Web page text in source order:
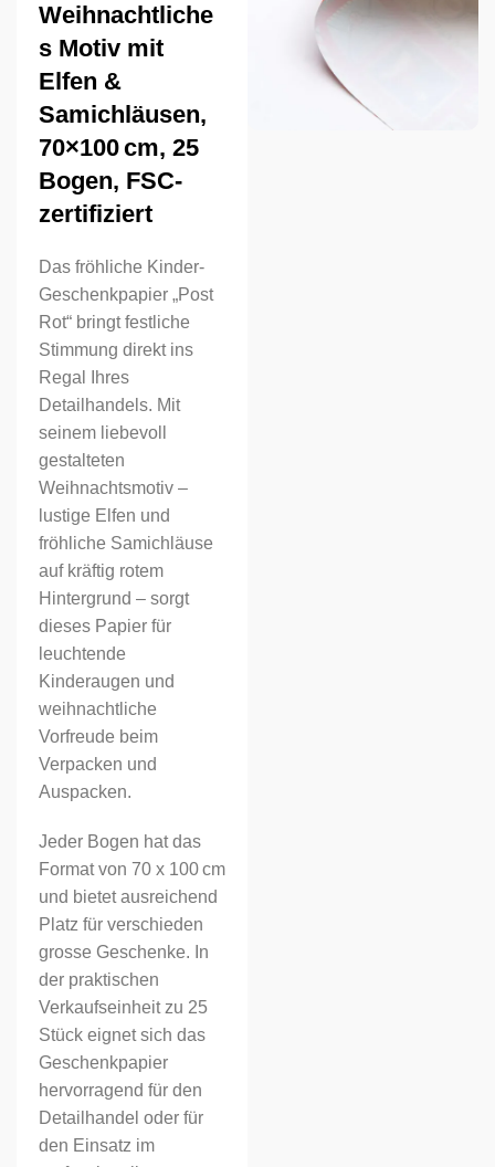
Weihnachtliche
s Motiv mit
Elfen &
Samichläusen,
70×100 cm, 25
Bogen, FSC-
zertifiziert
Das fröhliche Kinder-
Geschenkpapier „Post
Rot“ bringt festliche
Stimmung direkt ins
Regal Ihres
Detailhandels. Mit
seinem liebevoll
gestalteten
Weihnachtsmotiv –
lustige Elfen und
fröhliche Samichläuse
auf kräftig rotem
Hintergrund – sorgt
dieses Papier für
leuchtende
Kinderaugen und
weihnachtliche
Vorfreude beim
Verpacken und
Auspacken.
Jeder Bogen hat das
Format von 70 x 100 cm
und bietet ausreichend
Platz für verschieden
grosse Geschenke. In
der praktischen
Verkaufseinheit zu 25
Stück eignet sich das
Geschenkpapier
hervorragend für den
Detailhandel oder für
den Einsatz im